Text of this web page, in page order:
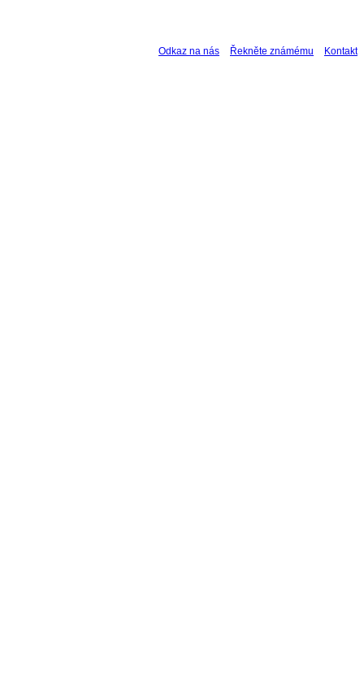
Odkaz na nás Řekněte známému Kontakt